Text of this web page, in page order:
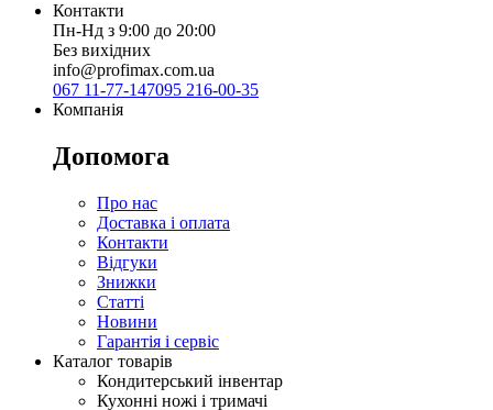
Контакти
Пн-Нд з 9:00 до 20:00
Без вихідних
info@profimax.com.ua
067 11-77-147095 216-00-35
Компанія
Допомога
Про нас
Доставка і оплата
Контакти
Відгуки
Знижки
Статті
Новини
Гарантія і сервіс
Каталог товарів
Кондитерський інвентар
Кухонні ножі і тримачі